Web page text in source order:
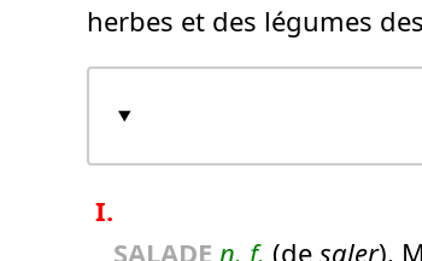
herbes et des légumes
I.
SALADE n. f. (de saler).